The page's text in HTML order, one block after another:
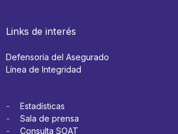
Links de interés
Defensoría del Asegurado
Línea de Integridad
Estadísticas
Sala de prensa
Consulta SOAT